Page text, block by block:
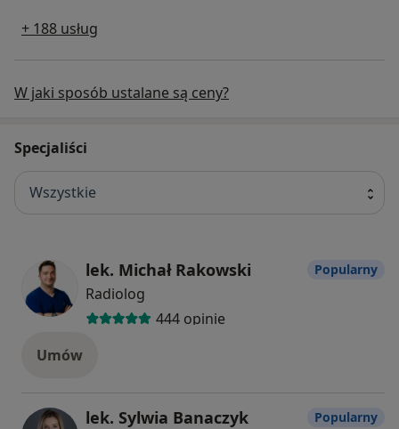
+ 188 usług
W jaki sposób ustalane są ceny?
Specjaliści
Wszystkie
lek. Michał Rakowski
Radiolog
444 opinie
Popularny
Umów
lek. Sylwia Banaczyk Popularny